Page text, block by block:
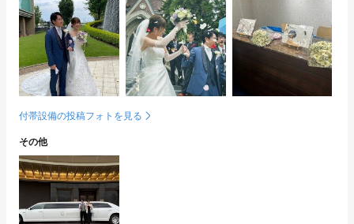
付帯設備の投稿フォトを見る
その他